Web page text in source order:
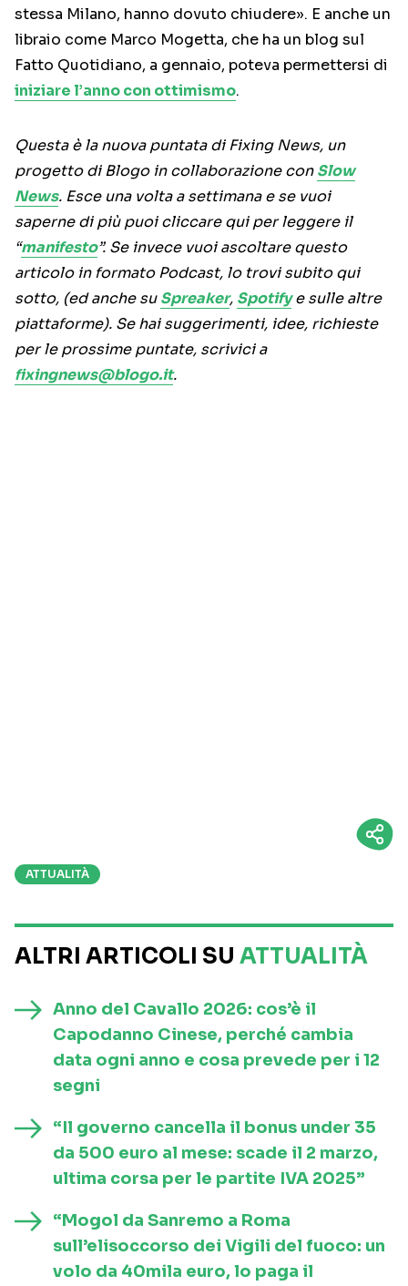
stessa Milano, hanno dovuto chiudere». E anche un
libraio come Marco Mogetta, che ha un blog sul
Fatto Quotidiano, a gennaio, poteva permettersi di
iniziare l’anno con ottimismo.
Questa è la nuova puntata di Fixing News, un
progetto di Blogo in collaborazione conSlow
News. Esce una volta a settimana e se vuoi
saperne di più puoi cliccare qui per leggere il
“manifesto”. Se invece vuoi ascoltare questo
articolo in formato Podcast, lo trovi subito qui
sotto, (ed anche suSpreaker, Spotifye sulle altre
piattaforme). Se hai suggerimenti, idee, richieste
per le prossime puntate, scrivici a
fixingnews@blogo.it.
ATTUALITÀ
ALTRI ARTICOLI SU ATTUALITÀ
Anno del Cavallo 2026: cos’è il
Capodanno Cinese, perché cambia
data ogni anno e cosa prevede per i 12
segni
“Il governo cancella il bonus under 35
da 500 euro al mese: scade il 2 marzo,
ultima corsa per le partite IVA 2025”
“Mogol da Sanremo a Roma
sull’elisoccorso dei Vigili del fuoco: un
volo da 40mila euro, lo paga il